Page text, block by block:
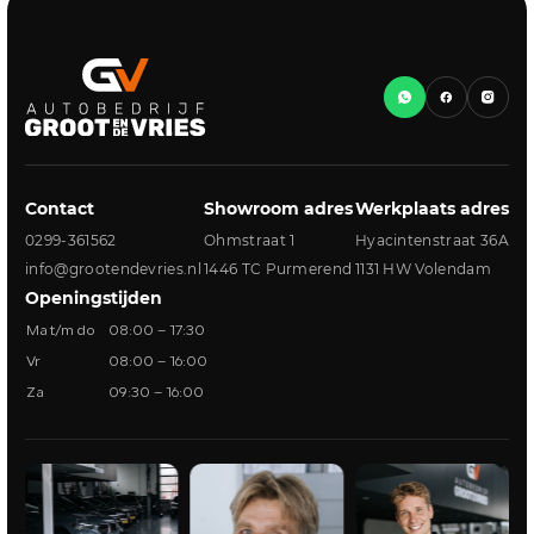
Contact
0299-361562
info@grootendevries.nl
Showroom adres
Ohmstraat 1
1446 TC Purmerend
Werkplaats adres
Hyacintenstraat 36A
1131 HW Volendam
Openingstijden
Ma t/m do 08:00 – 17:30
Vr 08:00 – 16:00
Za 09:30 – 16:00